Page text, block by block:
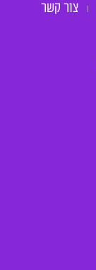
צור קשר